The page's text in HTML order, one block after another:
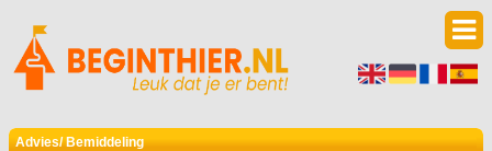
Advies/ Bemiddeling